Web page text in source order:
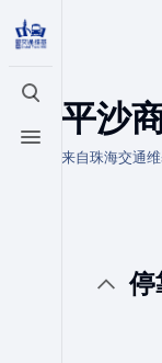
打开/关闭搜索
打开/关闭菜单
平沙
来自珠海交通
停